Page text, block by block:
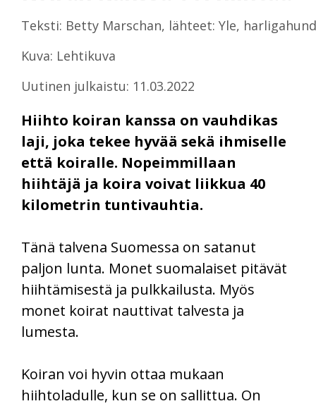
Teksti: Betty Marschan, lähteet: Yle,
Kuva: Lehtikuva
Uutinen julkaistu: 11.03.2022
Hiihto koiran kanssa on vauhdikas
laji, joka tekee hyvää sekä ihmiselle
että koiralle. Nopeimmillaan
hiihtäjä ja koira voivat liikkua 40
kilometrin tuntivauhtia.
Tänä talvena Suomessa on satanut
paljon lunta. Monet suomalaiset pitävät
hiihtämisestä ja pulkkailusta. Myös
monet koirat nauttivat talvesta ja
lumesta.
Koiran voi hyvin ottaa mukaan
hiihtoladulle, kun se on sallittua. On